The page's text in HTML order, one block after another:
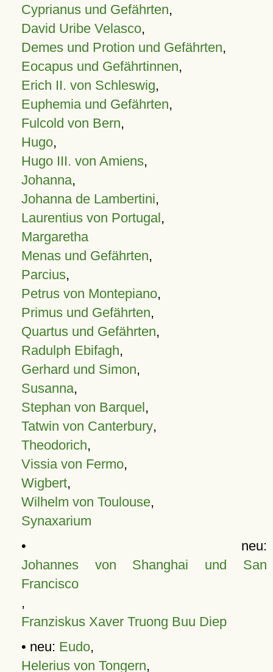
Cyprianus und Gefährten,
David Uribe Velasco,
Demes und Protion und Gefährten,
Eocapus und Gefährtinnen,
Erich II. von Schleswig,
Euphemia und Gefährten,
Fulcold von Bern,
Hugo,
Hugo III. von Amiens,
Johanna,
Johanna de Lambertini,
Laurentius von Portugal,
Margaretha
Menas und Gefährten,
Parcius,
Petrus von Montepiano,
Primus und Gefährten,
Quartus und Gefährten,
Radulph Ebifagh,
Gerhard und Simon,
Susanna,
Stephan von Barquel,
Tatwin von Canterbury,
Theodorich,
Vissia von Fermo,
Wigbert,
Wilhelm von Toulouse,
Synaxarium
• neu:
Johannes von Shanghai und San
Francisco
,
Franziskus Xaver Truong Buu Diep
• neu: Eudo,
Helerius von Tongern,